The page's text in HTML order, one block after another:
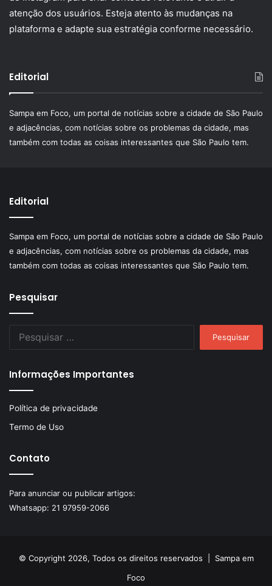
atenção dos usuários. Esteja atento às mudanças na
plataforma e adapte sua estratégia conforme necessário.
Editorial
Sampa em Foco, um portal de notícias sobre a cidade de São Paulo
e adjacências, com notícias sobre os problemas da cidade, mas
também com todas as coisas interessantes que São Paulo tem.
Editorial
Sampa em Foco, um portal de notícias sobre a cidade de São Paulo
e adjacências, com notícias sobre os problemas da cidade, mas
também com todas as coisas interessantes que São Paulo tem.
Pesquisar
Informações Importantes
Política de privacidade
Termo de Uso
Contato
Para anunciar ou publicar artigos:
Whatsapp: 21 97959-2066
© Copyright 2026, Todos os direitos reservados | Sampa em
Foco